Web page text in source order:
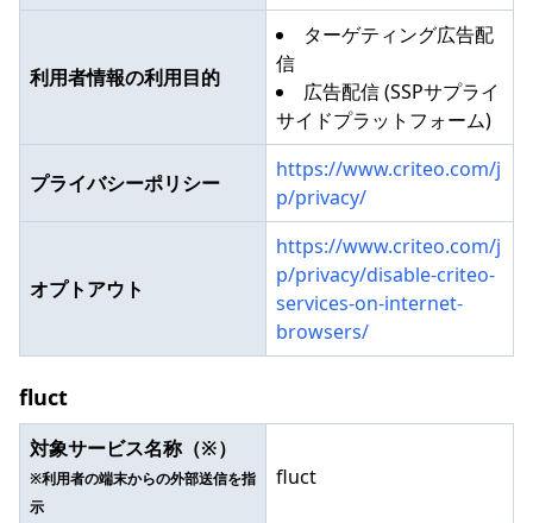
利用者情報の利用目的
ターゲティング広告配
信
広告配信 (SSPサプライ
サイドプラットフォーム)
プライバシーポリシー
https://www.criteo.com/j
p/privacy/
オプトアウト
https://www.criteo.com/j
p/privacy/disable-criteo-
services-on-internet-
browsers/
fluct
対象サービス名称（※）
※利用者の端末からの外部送信を指
示
fluct